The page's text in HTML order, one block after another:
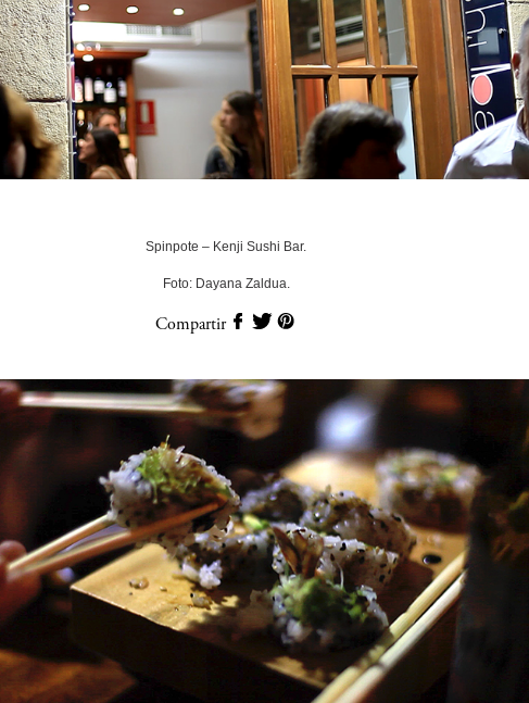
Spinpote – Kenji Sushi Bar.
Foto: Dayana Zaldua.
Compartir